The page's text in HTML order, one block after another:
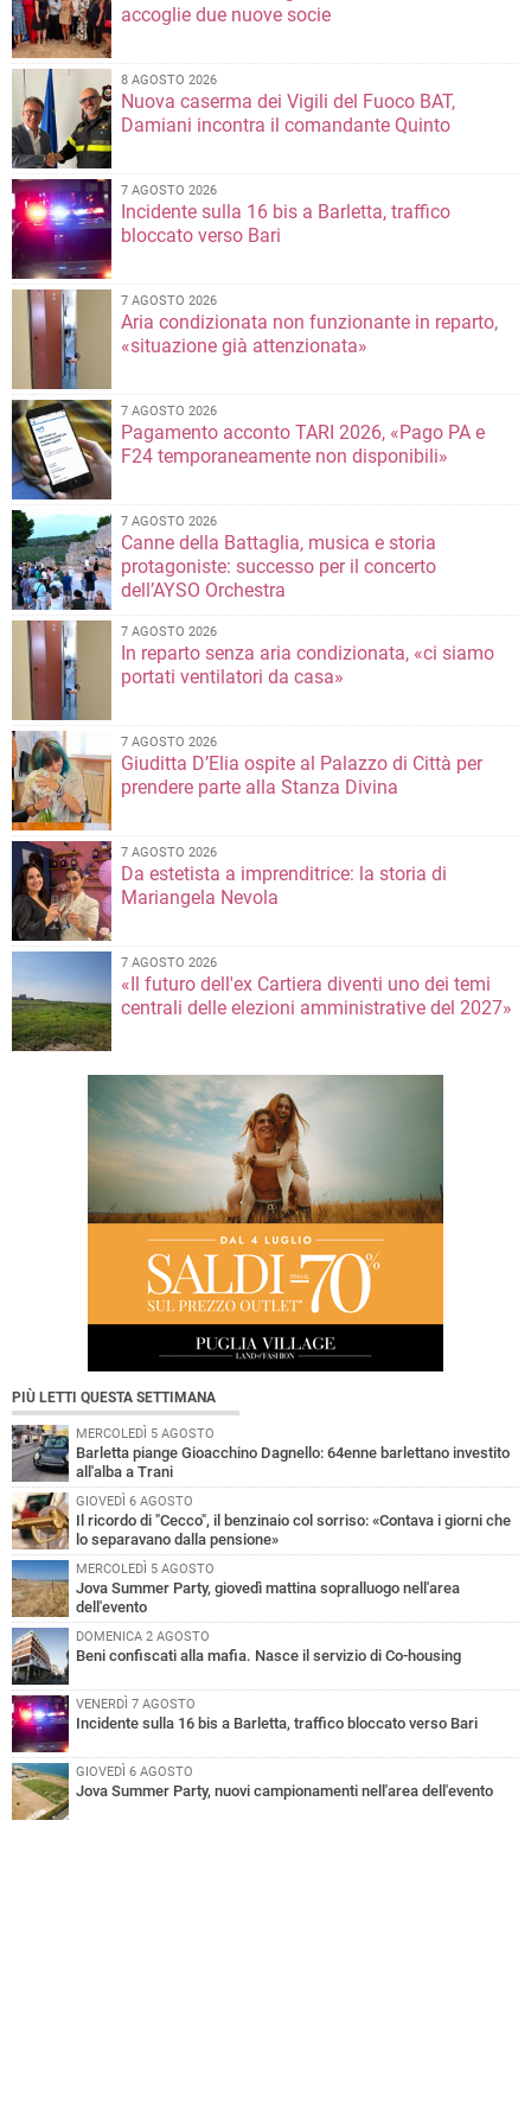
accoglie due nuove socie
8 AGOSTO 2026
Nuova caserma dei Vigili del Fuoco BAT,
Damiani incontra il comandante Quinto
7 AGOSTO 2026
Incidente sulla 16 bis a Barletta, traffico
bloccato verso Bari
7 AGOSTO 2026
Aria condizionata non funzionante in reparto,
«situazione già attenzionata»
7 AGOSTO 2026
Pagamento acconto TARI 2026, «Pago PA e
F24 temporaneamente non disponibili»
7 AGOSTO 2026
Canne della Battaglia, musica e storia
protagoniste: successo per il concerto
dell’AYSO Orchestra
7 AGOSTO 2026
In reparto senza aria condizionata, «ci siamo
portati ventilatori da casa»
7 AGOSTO 2026
Giuditta D’Elia ospite al Palazzo di Città per
prendere parte alla Stanza Divina
7 AGOSTO 2026
Da estetista a imprenditrice: la storia di
Mariangela Nevola
7 AGOSTO 2026
«Il futuro dell'ex Cartiera diventi uno dei temi
centrali delle elezioni amministrative del 2027»
PIÙ LETTI QUESTA SETTIMANA
MERCOLEDÌ 5 AGOSTO
Barletta piange Gioacchino Dagnello: 64enne barlettano investito
all'alba a Trani
GIOVEDÌ 6 AGOSTO
Il ricordo di "Cecco", il benzinaio col sorriso: «Contava i giorni che
lo separavano dalla pensione»
MERCOLEDÌ 5 AGOSTO
Jova Summer Party, giovedì mattina sopralluogo nell'area
dell'evento
DOMENICA 2 AGOSTO
Beni confiscati alla mafia. Nasce il servizio di Co-housing
VENERDÌ 7 AGOSTO
Incidente sulla 16 bis a Barletta, traffico bloccato verso Bari
GIOVEDÌ 6 AGOSTO
Jova Summer Party, nuovi campionamenti nell'area dell'evento